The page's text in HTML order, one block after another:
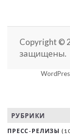
Copyright ©
защищены.
РУБРИКИ
ПРЕСС-РЕЛИЗЫ